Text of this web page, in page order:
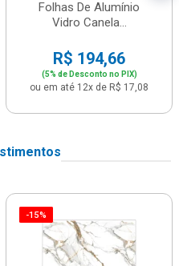
Folhas De Alumínio
Vidro Canela...
R$ 194,66
(5% de Desconto no PIX)
ou em até 12x de R$ 17,08
-15%